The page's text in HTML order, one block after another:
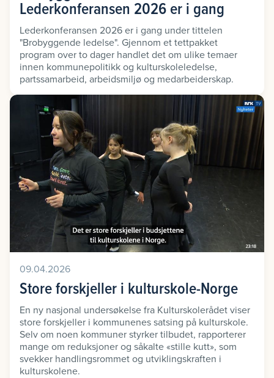
Lederkonferansen 2026 er i gang
Lederkonferansen 2026 er i gang under tittelen
"Brobyggende ledelse". Gjennom et tettpakket
program over to dager handlet det om ulike temaer
innen kommunepolitikk og kulturskoleledelse,
partssamarbeid, arbeidsmiljø og medarbeiderskap.
09.04.2026
Store forskjeller i kulturskole-Norge
En ny nasjonal undersøkelse fra Kulturskolerådet viser
store forskjeller i kommunenes satsing på kulturskole.
Selv om noen kommuner styrker tilbudet, rapporterer
mange om reduksjoner og såkalte «stille kutt», som
svekker handlingsrommet og utviklingskraften i
kulturskolene.